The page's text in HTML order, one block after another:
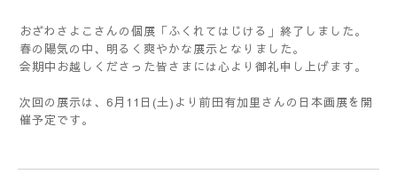
おざわさよこさんの個展「ふくれてはじける」終了しました。
春の陽気の中、明るく爽やかな展示となりました。
会期中お越しくださった皆さまには心より御礼申し上げます。
次回の展示は、6月11日(土)より前田有加里さんの日本画展を開
催予定です。